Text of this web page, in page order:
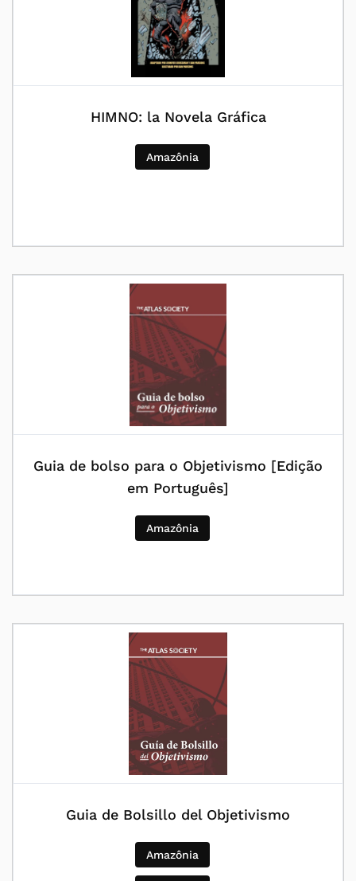
HIMNO: la Novela Gráfica
Amazônia
Guia de bolso para o Objetivismo [Edição
em Português]
Amazônia
Guia de Bolsillo del Objetivismo
Amazônia